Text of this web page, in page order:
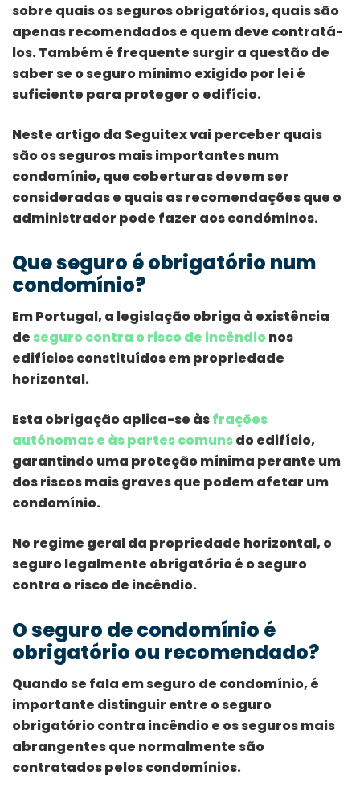
sobre quais os seguros obrigatórios, quais são
apenas recomendados e quem deve contratá-
los. Também é frequente surgir a questão de
saber se o seguro mínimo exigido por lei é
suficiente para proteger o edifício.
Neste artigo da Seguitex vai perceber quais
são os seguros mais importantes num
condomínio, que coberturas devem ser
consideradas e quais as recomendações que o
administrador pode fazer aos condóminos.
Que seguro é obrigatório num
condomínio?
Em Portugal, a legislação obriga à existência
de seguro contra o risco de incêndio nos
edifícios constituídos em propriedade
horizontal.
Esta obrigação aplica-se àsfrações
autónomas e às partes comunsdo edifício,
garantindo uma proteção mínima perante um
dos riscos mais graves que podem afetar um
condomínio.
No regime geral da propriedade horizontal, o
seguro legalmente obrigatório é o seguro
contra o risco de incêndio.
O seguro de condomínio é
obrigatório ou recomendado?
Quando se fala em seguro de condomínio, é
importante distinguir entre o seguro
obrigatório contra incêndio e os seguros mais
abrangentes que normalmente são
contratados pelos condomínios.